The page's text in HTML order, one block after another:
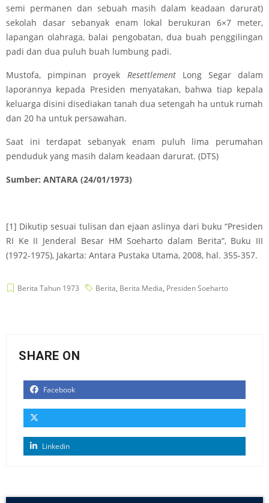
semi permanen dan sebuah masih dalam keadaan darurat)
sekolah dasar sebanyak enam lokal berukuran 6×7 meter,
lapangan olahraga, balai pengobatan, dua buah penggilingan
padi dan dua puluh buah lumbung padi.
Mustofa, pimpinan proyek Resettlement Long Segar dalam
laporannya kepada Presiden menyatakan, bahwa tiap kepala
keluarga disini disediakan tanah dua setengah ha untuk rumah
dan 20 ha untuk persawahan.
Saat ini terdapat sebanyak enam puluh lima perumahan
penduduk yang masih dalam keadaan darurat. (DTS)
Sumber: ANTARA (24/01/1973)
[1] Dikutip sesuai tulisan dan ejaan aslinya dari buku “Presiden
RI Ke II Jenderal Besar HM Soeharto dalam Berita”, Buku III
(1972-1975), Jakarta: Antara Pustaka Utama, 2008, hal. 355-357.
Berita Tahun 1973 Berita, Berita Media, Presiden Soeharto
SHARE ON
Facebook
Linkedin